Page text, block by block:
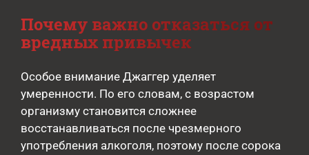
Почему важно отказаться от
вредных привычек
Особое внимание Джаггер уделяет
умеренности. По его словам, с возрастом
организму становится сложнее
восстанавливаться после чрезмерного
употребления алкоголя, поэтому после сорока